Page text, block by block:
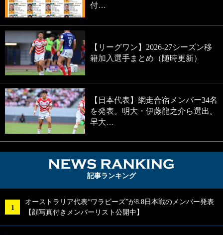
付…
【リーグワン】2026-27シーズン移
籍加入選手まとめ（随時更新）
【日本代表】網走合宿メンバー34名
を発表。明大・伊藤龍之介ら選出。
早大…
記事ランキング
オーストラリア代表“ワラビーズ”が8.8日本戦のメンバー発表
【顔写真付きメンバーリスト公開中】